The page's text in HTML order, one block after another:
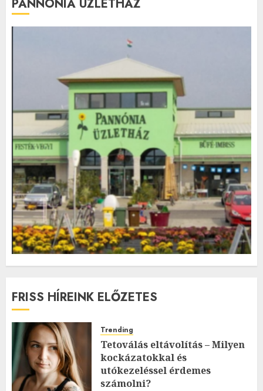
PANNÓNIA ÜZLETHÁZ
FRISS HÍREINK ELŐZETES
Trending
Tetoválás eltávolítás – Milyen
kockázatokkal és
utókezeléssel érdemes
számolni?